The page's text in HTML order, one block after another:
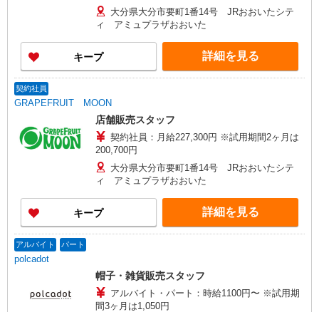
大分県大分市要町1番14号 JRおおいたシテ
ィ アミュプラザおおいた
キープ 詳細を見る
契約社員
GRAPEFRUIT MOON
店舗販売スタッフ
契約社員：月給227,300円 ※試用期間2ヶ月は
200,700円
大分県大分市要町1番14号 JRおおいたシテ
ィ アミュプラザおおいた
キープ 詳細を見る
アルバイト パート
polcadot
帽子・雑貨販売スタッフ
アルバイト・パート：時給1100円〜 ※試用期
間3ヶ月は1,050円